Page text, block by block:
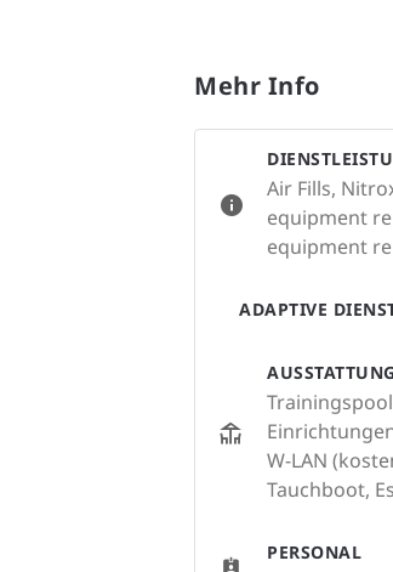
Mehr Info
Air Fills,
equipment
equipment
ADAPTIVE
AUSSTATTUNG
W-LAN
Tauchboot,
PERSONAL